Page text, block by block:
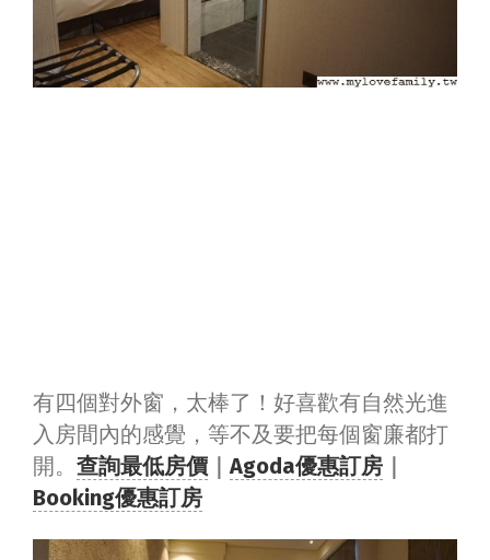
有四個對外窗，太棒了！好喜歡有自然光進
入房間內的感覺，等不及要把每個窗廉都打
開。 查詢最低房價 ｜Agoda優惠訂房 ｜
Booking優惠訂房